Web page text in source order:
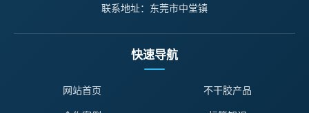
联系地址：东莞市中堂镇
快速导航
网站首页
不干胶产品